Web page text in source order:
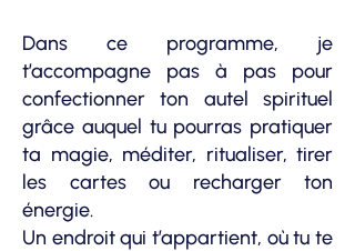
Dans ce programme, je
t’accompagne pas à pas pour
confectionner ton autel spirituel
grâce auquel tu pourras pratiquer
ta magie, méditer, ritualiser, tirer
les cartes ou recharger ton
énergie.
Un endroit qui t’appartient, où tu te